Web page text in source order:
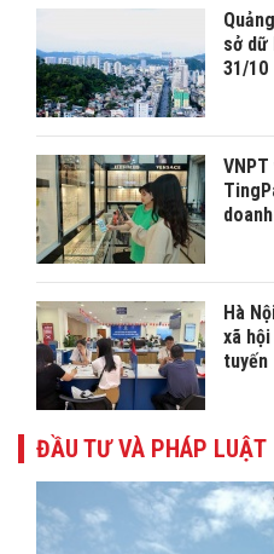
sở
31/10
doanh
Hà
xã
tuyến
ĐẦU TƯ VÀ PHÁP LUẬT